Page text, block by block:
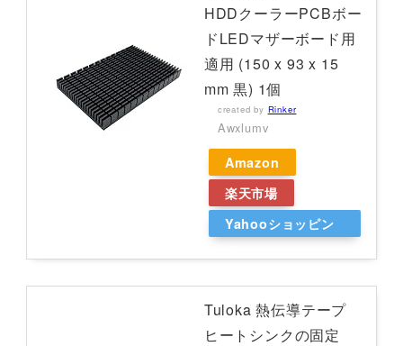
HDDクーラーPCBボー
ドLEDマザーボード用
適用 (150 x 93 x 15
mm 黒) 1個
created by Rinker
Awxlumv
Amazon
楽天市場
Yahooショッピン
Tuloka 熱伝導テープ
ヒートシンクの固定